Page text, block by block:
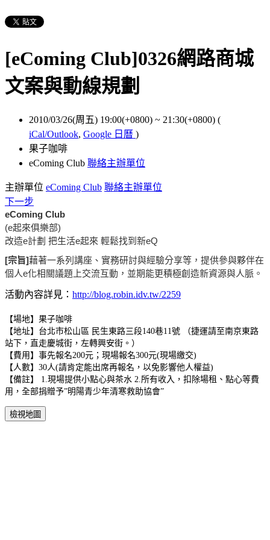
[eComing Club]0326網路商城
文案與動線規劃
2010/03/26(周五) 19:00(+0800) ~ 21:30(+0800) (
iCal/Outlook, Google 日曆 )
果子咖啡
eComing Club 聯絡主辦單位
主辦單位 eComing Club 聯絡主辦單位
下一步
eComing Club
(e起來俱樂部)
改造e計劃 把生活e起來 輕鬆找到新eQ
[宗旨]藉著一系列講座、實務研討與經驗分享等，提供參與夥伴在
個人e化相關議題上交流互動，並期能更積極創造新資源與人脈。
活動內容詳見： http://blog.robin.idv.tw/2259
【場地】果子咖啡
【地址】台北市松山區 民生東路三段140巷11號 （捷運請至南京東路
站下，直走慶城街，左轉興安街。）
【費用】事先報名200元；現場報名300元(現場繳交)
【人數】30人(請肯定能出席再報名，以免影響他人權益)
【備註】 1.現場提供小點心與茶水 2.所有收入，扣除場租、點心等費
用，全部捐贈予”明陽青少年清寒救助協會”
檢視地圖